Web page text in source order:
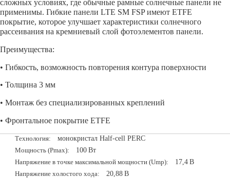
сложных условиях, где обычные рамные солнечные панели не
применимы. Гибкие панели LTE SM FSP имеют ETFE
покрытие, которое улучшает характеристики солнечного
рассеивания на кремниевый слой фотоэлементов панели.
Преимущества:
• Гибкость, возможность повторения контура поверхности
• Толщина 3 мм
• Монтаж без специализированных креплений
• Фронтальное покрытие ETFE
Технология: монокристал Half-cell PERC
Мощность (Pmax): 100 Вт
Напряжение в точке максимальной мощности (Ump): 17,4 В
Напряжение холостого хода: 20,88 В